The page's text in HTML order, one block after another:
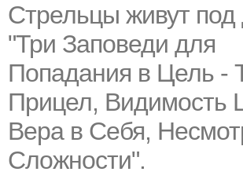
Стрельцы живут под
"Три Заповеди для
Попадания в Цель -
Прицел, Видимость
Вера в Себя,
Сложности".